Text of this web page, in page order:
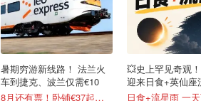
暑期穷游新线路！ 法兰火
车到捷克、波兰仅需€10
8月还有票！卧铺€37起含早
💥史上罕见奇观
迎来日食+英仙座
日食+流星雨 一